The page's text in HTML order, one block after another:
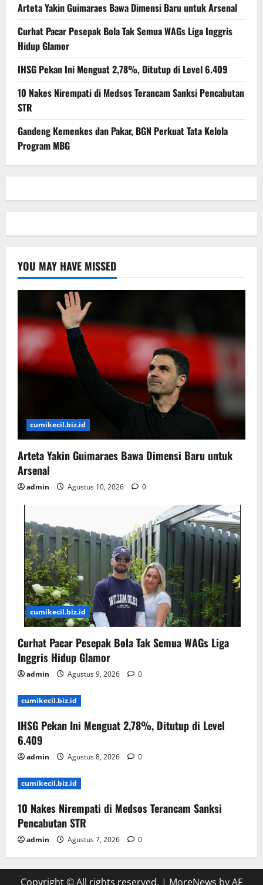
Arteta Yakin Guimaraes Bawa Dimensi Baru untuk Arsenal
Curhat Pacar Pesepak Bola Tak Semua WAGs Liga Inggris
Hidup Glamor
IHSG Pekan Ini Menguat 2,78%, Ditutup di Level 6.409
10 Nakes Nirempati di Medsos Terancam Sanksi Pencabutan
STR
Gandeng Kemenkes dan Pakar, BGN Perkuat Tata Kelola
Program MBG
YOU MAY HAVE MISSED
cumikecil.biz.id
Arteta Yakin Guimaraes Bawa Dimensi Baru untuk
Arsenal
admin Agustus 10, 2026 0
cumikecil.biz.id
Curhat Pacar Pesepak Bola Tak Semua WAGs Liga
Inggris Hidup Glamor
admin Agustus 9, 2026 0
cumikecil.biz.id
IHSG Pekan Ini Menguat 2,78%, Ditutup di Level
6.409
admin Agustus 8, 2026 0
cumikecil.biz.id
10 Nakes Nirempati di Medsos Terancam Sanksi
Pencabutan STR
admin Agustus 7, 2026 0
Copyright © All rights reserved. | MoreNews by AF